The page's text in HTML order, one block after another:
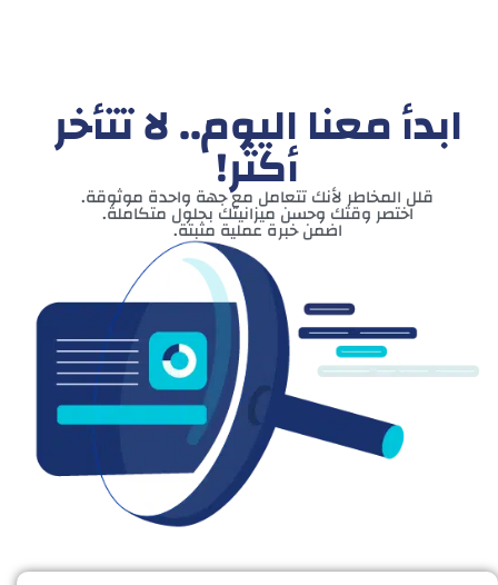
ابدأ معنا اليوم.. لا تتأخر
أكثر!
قلل المخاطر لأنك تتعامل مع جهة واحدة موثوقة.
اختصر وقتك وحسن ميزانيتك بحلول متكاملة.
اضمن خبرة عملية مثبتة.